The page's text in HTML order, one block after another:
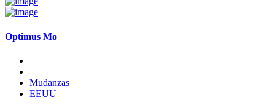
Optimus Mo
Mudanzas
EEUU